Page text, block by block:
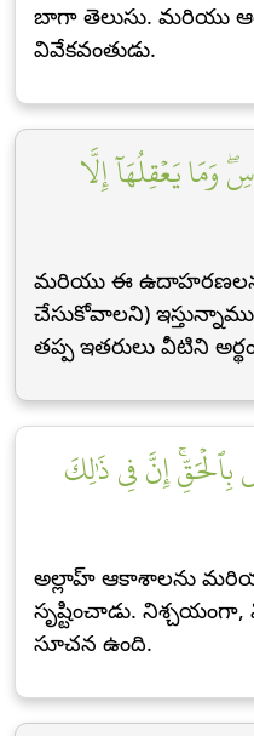
బాగా తెలుసు. మరియు
వివేకవంతుడు.
وَمَا يَعۡقِلُهَآ إِلَّا
మరియు ఈ ఉదాహరణలను
చేసుకోవాలని)
తప్ప ఇతరులు వీటిని
بِٱلۡحَقِّۚ إِنَّ فِي ذَٰلِكَ
అల్లాహ్ ఆకాశాలను
సృష్టించాడు.
సూచన ఉంది.